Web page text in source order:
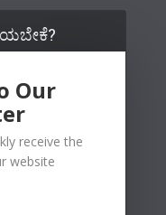
Our
receive the
website